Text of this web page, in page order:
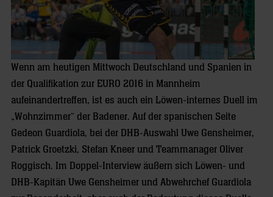
Wenn am heutigen Mittwoch Deutschland und Spanien in
der Qualifikation zur EURO 2016 in Mannheim
aufeinandertreffen, ist es auch ein Löwen-internes Duell im
„Wohnzimmer“ der Badener. Auf der spanischen Seite
Gedeon Guardiola, bei der DHB-Auswahl Uwe Gensheimer,
Patrick Groetzki, Stefan Kneer und Teammanager Oliver
Roggisch. Im Doppel-Interview äußern sich Löwen- und
DHB-Kapitän Uwe Gensheimer und Abwehrchef Guardiola